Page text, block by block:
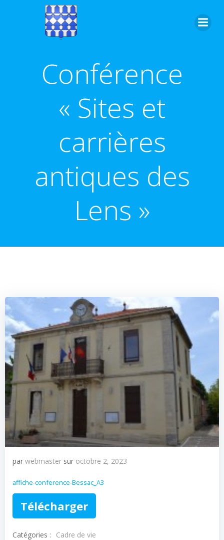
Conférence
« Sites et
carrières
antiques des
Lens »
par webmaster sur octobre 2, 2023
affiche-conference-Bessac_A3
Télécharger
Catégories : Cadre de vie